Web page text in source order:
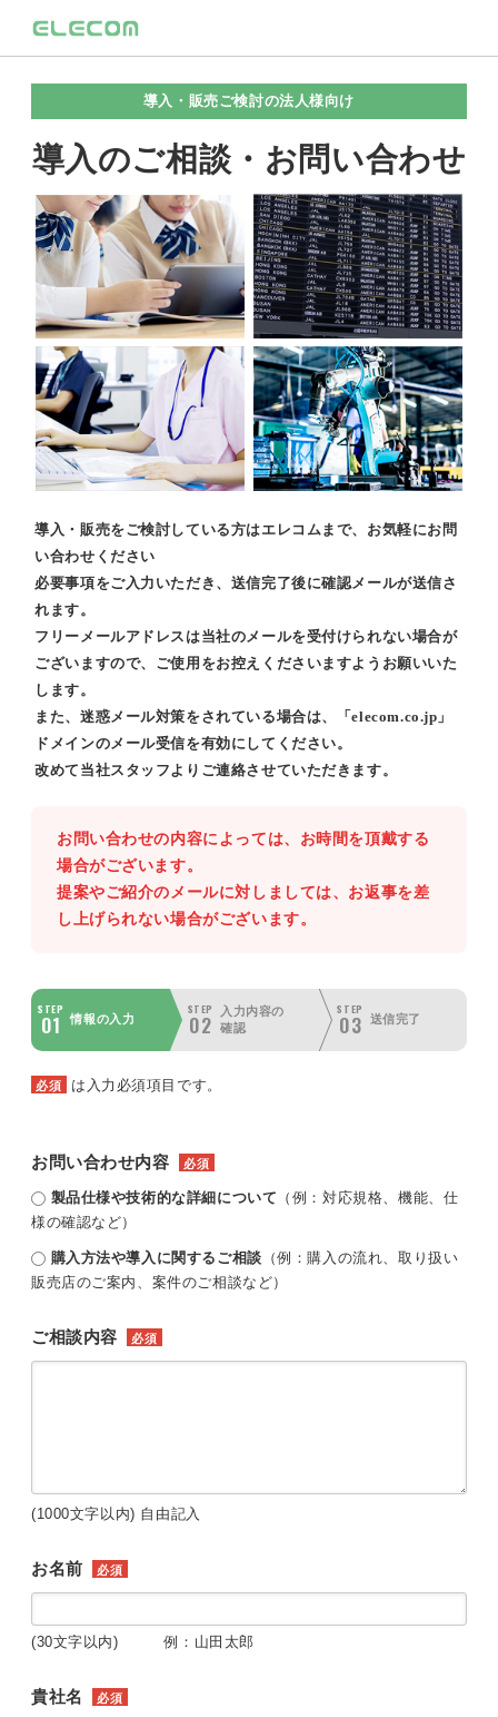
導入・販売ご検討の法人様向け
導入のご相談・お問い合わせ
導入・販売をご検討している方はエレコムまで、お気軽にお問
い合わせください
必要事項をご入力いただき、送信完了後に確認メールが送信さ
れます。
フリーメールアドレスは当社のメールを受付けられない場合が
ございますので、ご使用をお控えくださいますようお願いいた
します。
また、迷惑メール対策をされている場合は、「elecom.co.jp」
ドメインのメール受信を有効にしてください。
改めて当社スタッフよりご連絡させていただきます。
お問い合わせの内容によっては、お時間を頂戴する
場合がございます。
提案やご紹介のメールに対しましては、お返事を差
し上げられない場合がございます。
STEP
01 情報の入力
STEP
02
入力内容の
確認
STEP
03 送信完了
必須 は入力必須項目です。
お問い合わせ内容 必須
製品仕様や技術的な詳細について （例：対応規格、機能、仕
様の確認など）
購入方法や導入に関するご相談 （例：購入の流れ、取り扱い
販売店のご案内、案件のご相談など）
ご相談内容 必須
(1000文字以内) 自由記入
お名前 必須
(30文字以内) 例：山田太郎
貴社名 必須